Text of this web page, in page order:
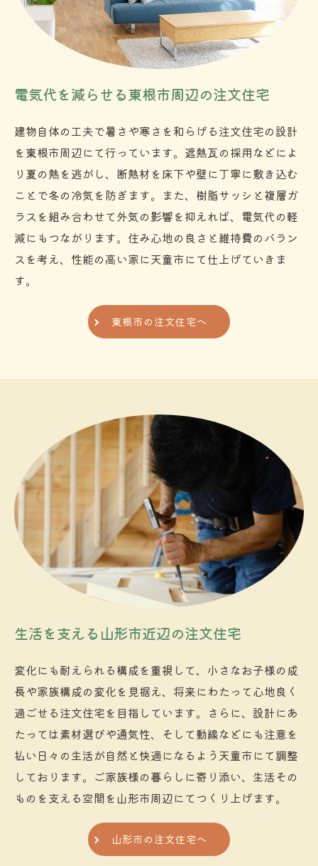
電気代を減らせる東根市周辺の注文住宅
建物自体の工夫で暑さや寒さを和らげる注文住宅の設計
を東根市周辺にて行っています。遮熱瓦の採用などによ
り夏の熱を逃がし、断熱材を床下や壁に丁寧に敷き込む
ことで冬の冷気を防ぎます。また、樹脂サッシと複層ガ
ラスを組み合わせて外気の影響を抑えれば、電気代の軽
減にもつながります。住み心地の良さと維持費のバラン
スを考え、性能の高い家に天童市にて仕上げていきま
す。
東根市の注文住宅へ
生活を支える山形市近辺の注文住宅
変化にも耐えられる構成を重視して、小さなお子様の成
長や家族構成の変化を見据え、将来にわたって心地良く
過ごせる注文住宅を目指しています。さらに、設計にあ
たっては素材選びや通気性、そして動線などにも注意を
払い日々の生活が自然と快適になるよう天童市にて調整
しております。ご家族様の暮らしに寄り添い、生活その
ものを支える空間を山形市周辺にてつくり上げます。
山形市の注文住宅へ
お問い合わせはこちら